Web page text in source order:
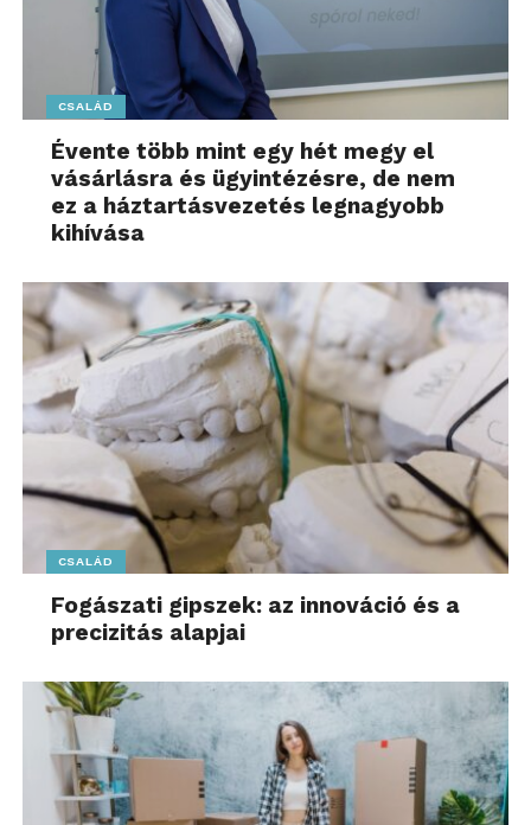
CSALÁD
Évente több mint egy hét megy el
vásárlásra és ügyintézésre, de nem
ez a háztartásvezetés legnagyobb
kihívása
CSALÁD
Fogászati gipszek: az innováció és a
precizitás alapjai